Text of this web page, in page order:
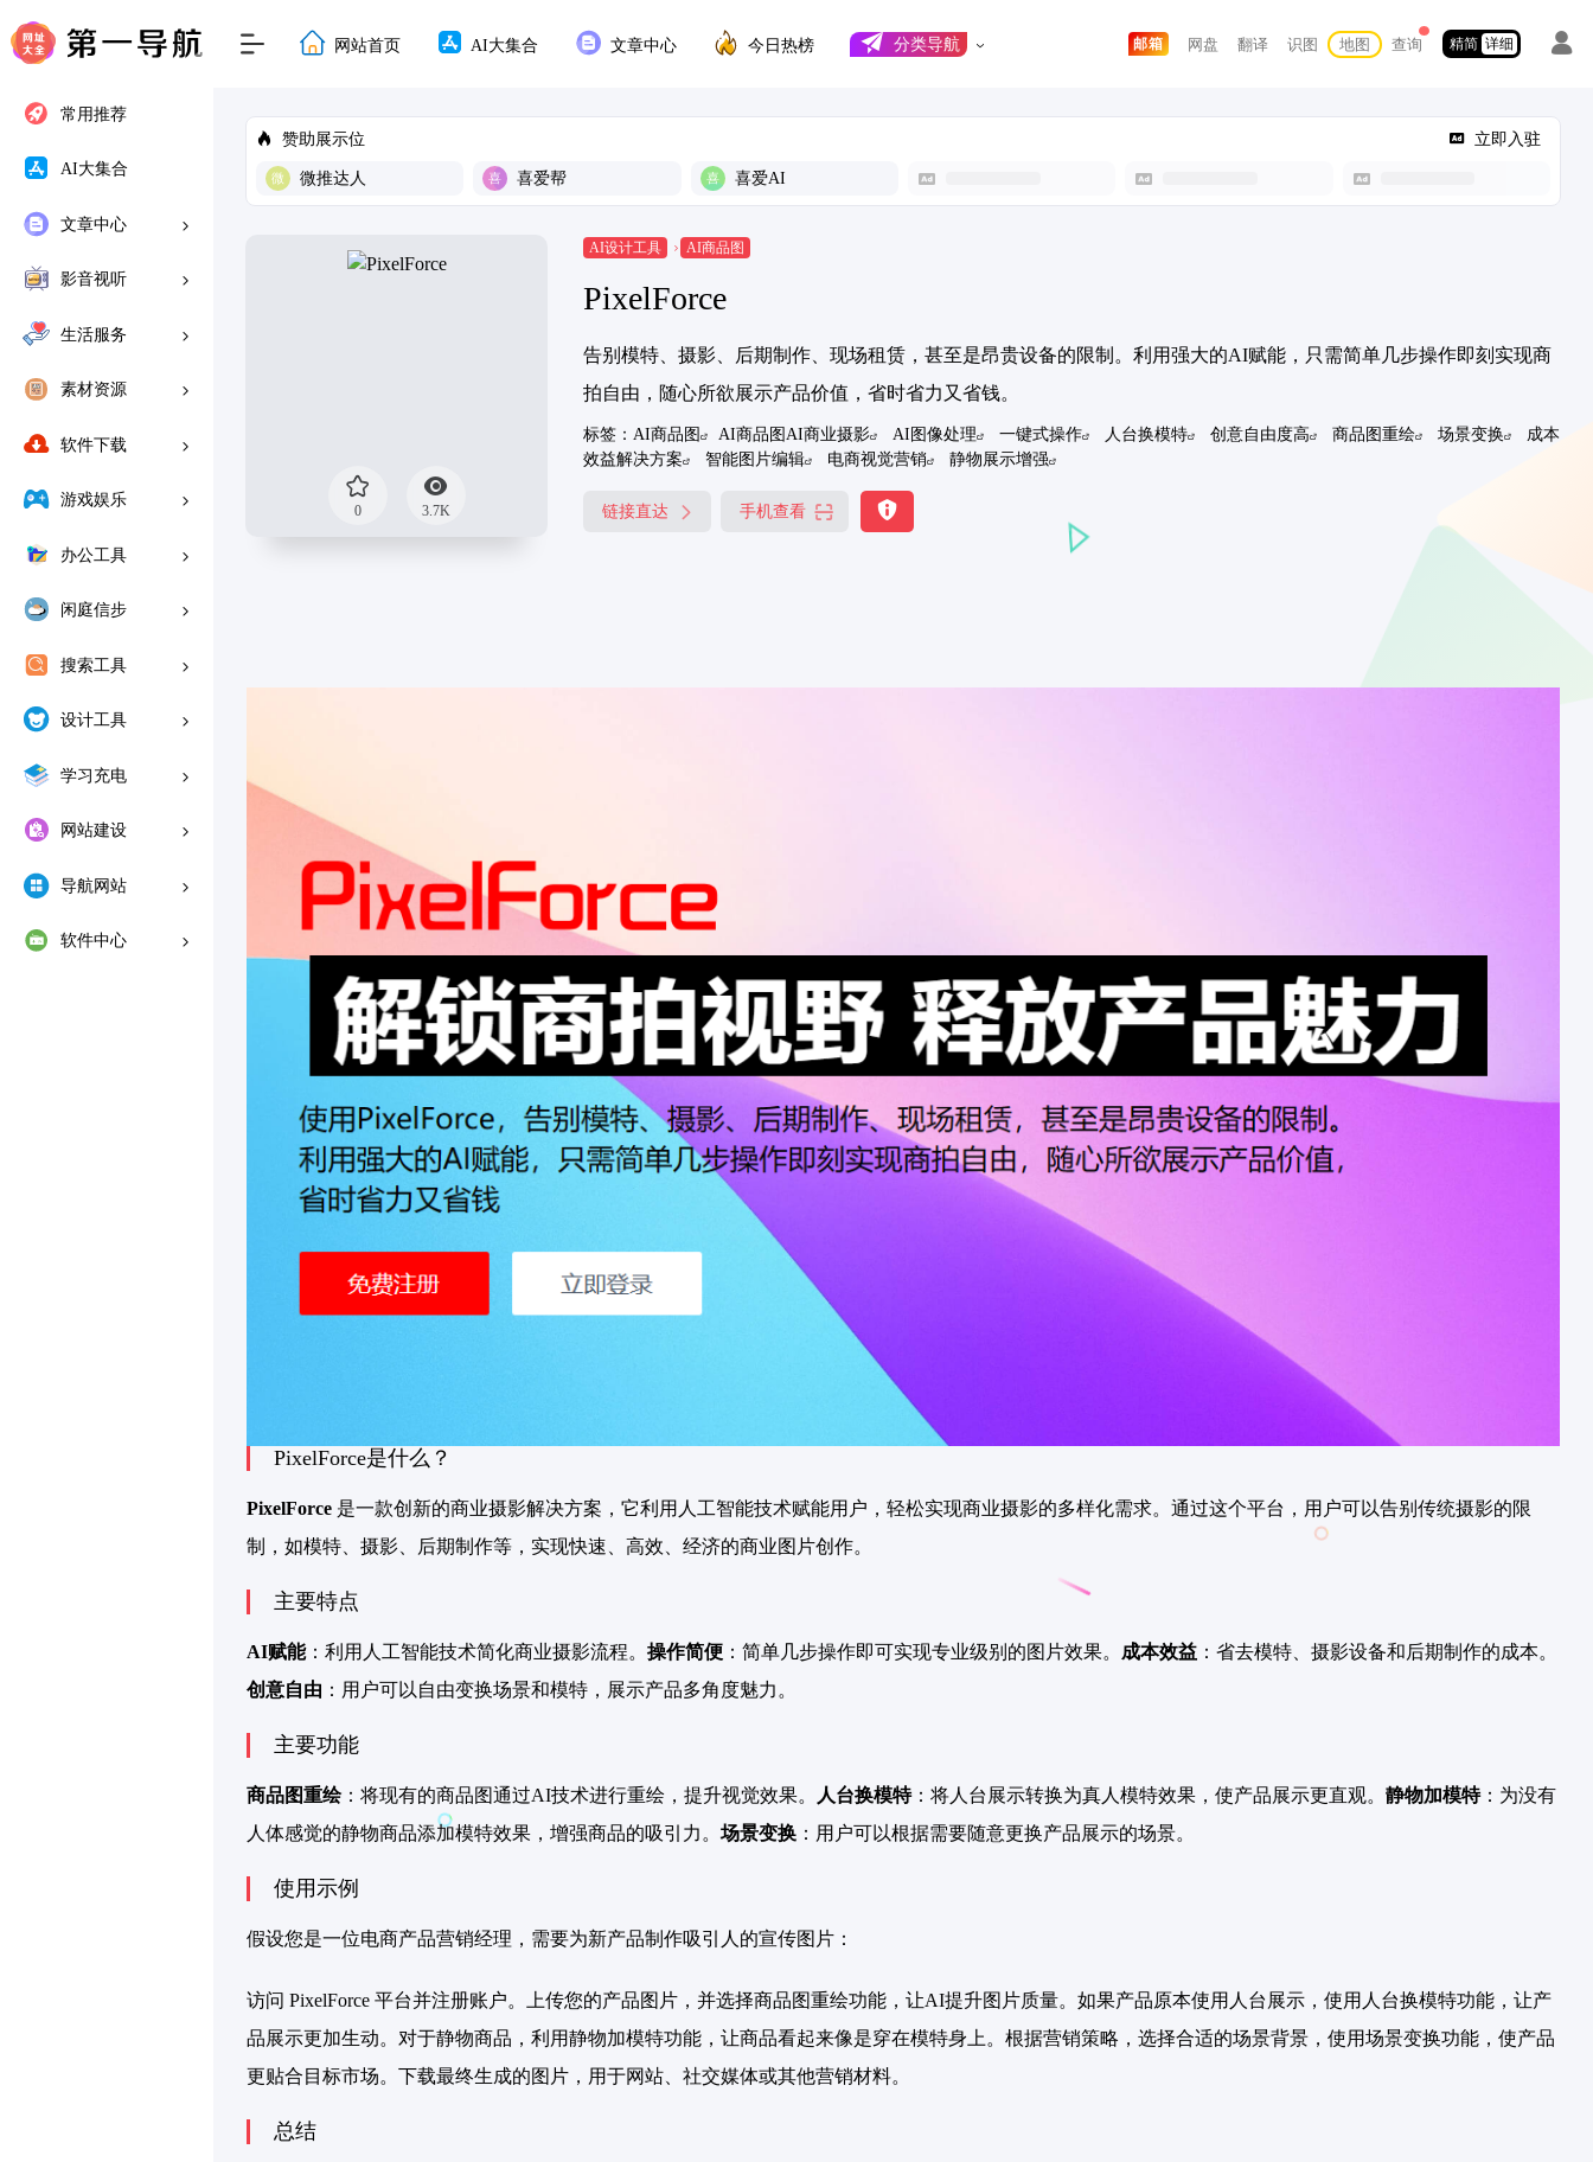
常用推荐
AI大集合
文章中心
影音视听
生活服务
素材资源
软件下载
游戏娱乐
办公工具
闲庭信步
搜索工具
设计工具
学习充电
网站建设
导航网站
软件中心
网站首页 AI大集合 文章中心 今日热榜 分类导航 邮箱 网盘 翻译 识图 地图 查询 精简 详细
赞助展示位 立即入驻
微推达人 喜爱帮 喜爱AI
0 3.7K
AI设计工具 AI商品图
PixelForce
告别模特、摄影、后期制作、现场租赁，甚至是昂贵设备的限制。利用强大的AI赋能，只需简单几步操作即刻实现商
拍自由，随心所欲展示产品价值，省时省力又省钱。
标签： AI商品图 AI商品图AI商业摄影 AI图像处理 一键式操作 人台换模特 创意自由度高 商品图重绘 场景变换
成本
效益解决方案
智能图片编辑 电商视觉营销 静物展示增强
链接直达 手机查看
PixelForce是什么？
PixelForce 是一款创新的商业摄影解决方案，它利用人工智能技术赋能用户，轻松实现商业摄影的多样化需求。通过这个平台，用户可以告别传统摄影的限
制，如模特、摄影、后期制作等，实现快速、高效、经济的商业图片创作。
主要特点
AI赋能：利用人工智能技术简化商业摄影流程。 操作简便 ：简单几步操作即可实现专业级别的图片效果。 成本效益 ：省去模特、摄影设备和后期制作的成本。
创意自由 ：用户可以自由变换场景和模特，展示产品多角度魅力。
主要功能
商品图重绘 ：将现有的商品图通过AI技术进行重绘，提升视觉效果。 人台换模特：将人台展示转换为真人模特效果，使产品展示更直观。 静物加模特：为没有
人体感觉的静物商品添加模特效果，增强商品的吸引力。 场景变换 ：用户可以根据需要随意更换产品展示的场景。
使用示例
假设您是一位电商产品营销经理，需要为新产品制作吸引人的宣传图片：
访问 PixelForce 平台并注册账户。上传您的产品图片，并选择商品图重绘功能，让AI提升图片质量。如果产品原本使用人台展示，使用人台换模特功能，让产
品展示更加生动。对于静物商品，利用静物加模特功能，让商品看起来像是穿在模特身上。根据营销策略，选择合适的场景背景，使用场景变换功能，使产品
更贴合目标市场。下载最终生成的图片，用于网站、社交媒体或其他营销材料。
总结